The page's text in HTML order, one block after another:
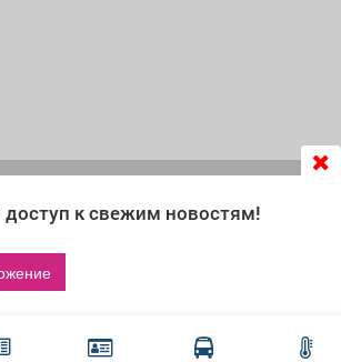
к свежим новостям!
файлов cookie, которые
работу сайта и сбора
качества сервисов.
такое cookie